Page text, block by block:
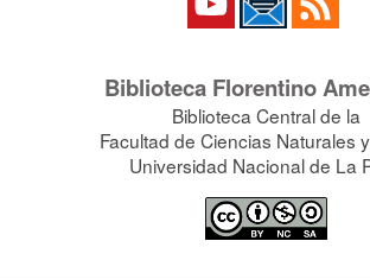
Biblioteca Florentino
Biblioteca Central de la
Facultad de Ciencias Naturales
Universidad Nacional de La